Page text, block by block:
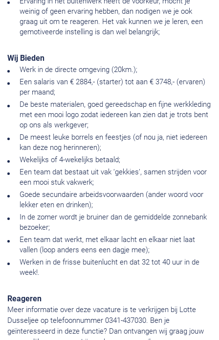
weinig of geen ervaring hebben, dan nodigen we je ook
graag uit om te reageren. Het vak kunnen we je leren, een
gemotiveerde instelling is dan wel belangrijk;
Wij Bieden
Werk in de directe omgeving (20km.);
Een salaris van € 2884,- (starter) tot aan € 3748,- (ervaren)
per maand;
De beste materialen, goed gereedschap en fijne werkkleding
met een mooi logo zodat iedereen kan zien dat je trots bent
op ons als werkgever;
De meest leuke borrels en feestjes (of nou ja, niet iedereen
kan deze nog herinneren);
Wekelijks of 4-wekelijks betaald;
Een team dat bestaat uit vak ‘gekkies’, samen strijden voor
een mooi stuk vakwerk;
Goede secundaire arbeidsvoorwaarden (ander woord voor
lekker eten en drinken);
In de zomer wordt je bruiner dan de gemiddelde zonnebank
bezoeker;
Een team dat werkt, met elkaar lacht en elkaar niet laat
vallen (loop anders eens een dagje mee);
Werken in de frisse buitenlucht en dat 32 tot 40 uur in de
week!.
Reageren
Meer informatie over deze vacature is te verkrijgen bij Lotte
Dusseljee op telefoonnummer 0341-437030. Ben je
geïnteresseerd in deze functie? Dan ontvangen wij graag jouw